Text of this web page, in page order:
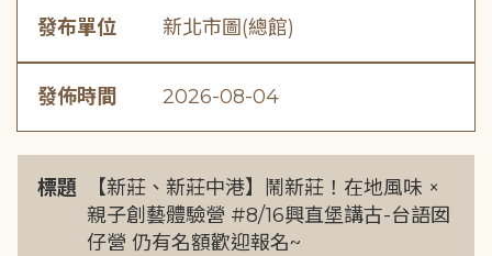
發布單位 新北市圖(總館)
發佈時間 2026-08-04
標題
【新莊、新莊中港】鬧新莊！在地風味 ×
親子創藝體驗營 #8/16興直堡講古-台語囡
仔營 仍有名額歡迎報名~